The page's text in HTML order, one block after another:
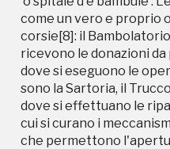
come un vero e proprio
corsie[8]: il
ricevono le donazioni
dove si eseguono le
sono la Sartoria, il
dove si effettuano le
cui si curano i
che permettono
dell'ospedale è quella
Peluche.